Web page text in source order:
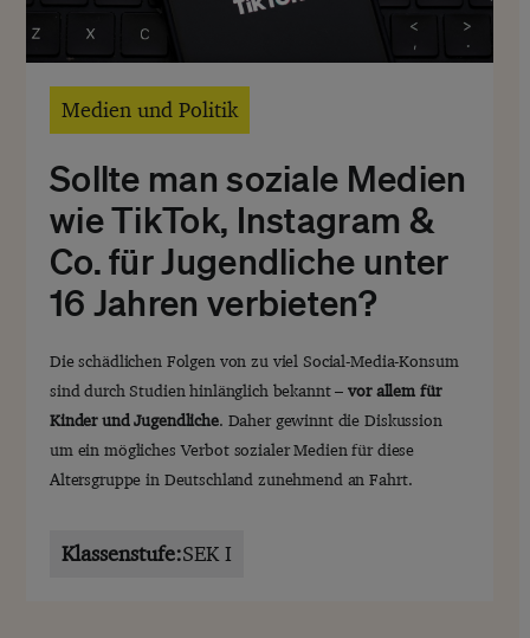
Medien und Politik
Sollte man soziale Medien
wie TikTok, Instagram &
Co. für Jugendliche unter
16 Jahren verbieten?
Die schädlichen Folgen von zu viel Social-Media-Konsum
sind durch Studien hinlänglich bekannt –vor allem für
Kinder und Jugendliche. Daher gewinnt die Diskussion
um ein mögliches Verbot sozialer Medien für diese
Altersgruppe in Deutschland zunehmend an Fahrt.
Klassenstufe:SEK I